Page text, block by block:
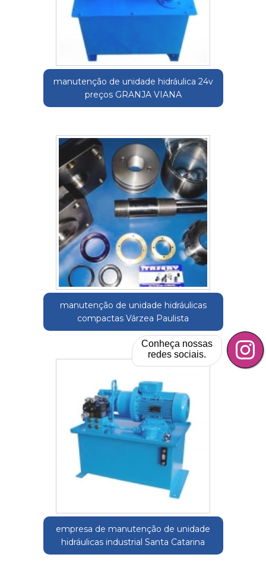
manutenção de unidade hidráulica 24v
preços GRANJA VIANA
manutenção de unidade hidráulicas
compactas Várzea Paulista
empresa de manutenção de unidade
hidráulicas industrial Santa Catarina
Conheça nossas
redes sociais.